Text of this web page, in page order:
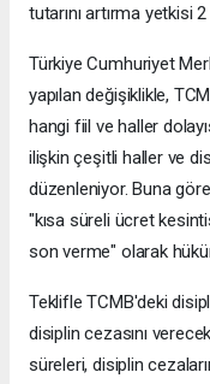
tutarını artırma yetkisi
Türkiye Cumhuriyet
yapılan değişiklikle,
hangi fiil ve haller
ilişkin çeşitli haller ve
düzenleniyor. Buna
"kısa süreli ücret
son verme" olarak
Teklifle TCMB'deki
disiplin cezasını
süreleri, disiplin